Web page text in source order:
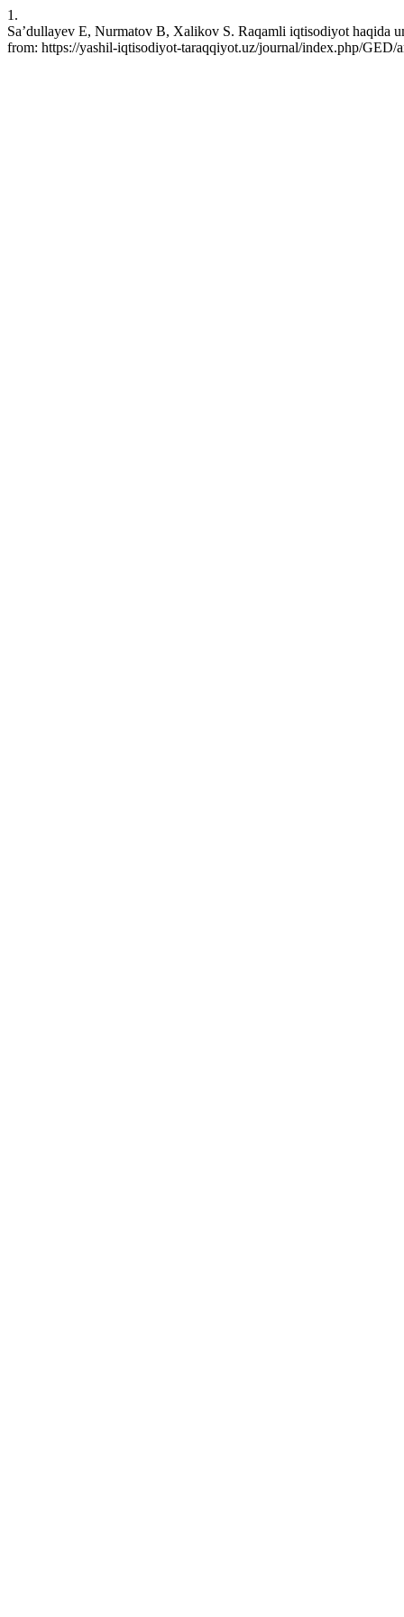
1.
Sa’dullayev E, Nurmatov B, Xalikov S. Raqamli iqtisodiyot haqida
from: https://yashil-iqtisodiyot-taraqqiyot.uz/journal/index.php/GED/